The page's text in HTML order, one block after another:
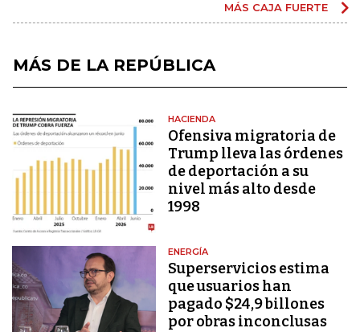
MÁS CAJA FUERTE
MÁS DE LA REPÚBLICA
HACIENDA
Ofensiva migratoria de
Trump lleva las órdenes
de deportación a su
nivel más alto desde
1998
ENERGÍA
Superservicios estima
que usuarios han
pagado $24,9 billones
por obras inconclusas